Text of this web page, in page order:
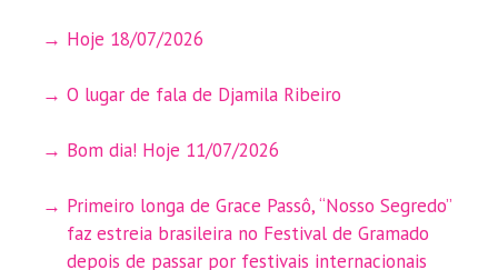
Hoje 18/07/2026
O lugar de fala de Djamila Ribeiro
Bom dia! Hoje 11/07/2026
Primeiro longa de Grace Passô, “Nosso Segredo”
faz estreia brasileira no Festival de Gramado
depois de passar por festivais internacionais